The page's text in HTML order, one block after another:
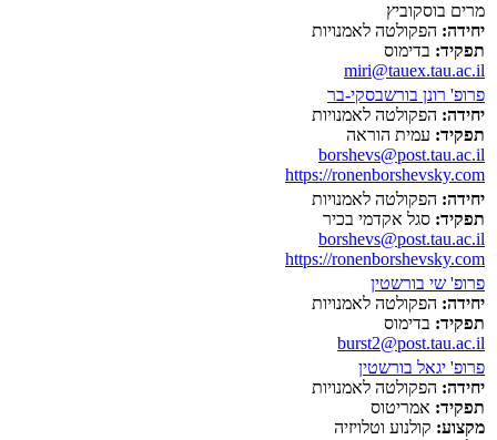
מרים בוסקוביץ
יחידה: הפקולטה לאמנויות
תפקיד: בדימוס
miri@tauex.tau.ac.il
פרופ' רונן בורשבסקי-בר
יחידה: הפקולטה לאמנויות
תפקיד: עמית הוראה
borshevs@post.tau.ac.il
https://ronenborshevsky.com
יחידה: הפקולטה לאמנויות
תפקיד: סגל אקדמי בכיר
borshevs@post.tau.ac.il
https://ronenborshevsky.com
פרופ' שי בורשטין
יחידה: הפקולטה לאמנויות
תפקיד: בדימוס
burst2@post.tau.ac.il
פרופ' יגאל בורשטין
יחידה: הפקולטה לאמנויות
תפקיד: אמריטוס
מקצוע: קולנוע וטלויזיה